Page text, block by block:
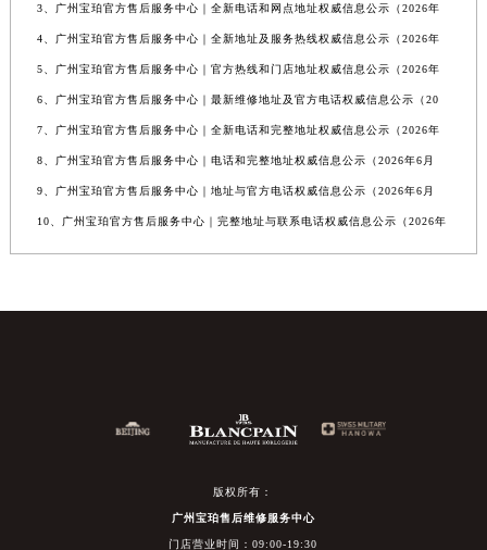
3、广州宝珀官方售后服务中心｜全新电话和网点地址权威信息公示（2026年
4、广州宝珀官方售后服务中心｜全新地址及服务热线权威信息公示（2026年
5、广州宝珀官方售后服务中心｜官方热线和门店地址权威信息公示（2026年
6、广州宝珀官方售后服务中心｜最新维修地址及官方电话权威信息公示（20
7、广州宝珀官方售后服务中心｜全新电话和完整地址权威信息公示（2026年
8、广州宝珀官方售后服务中心｜电话和完整地址权威信息公示（2026年6月
9、广州宝珀官方售后服务中心｜地址与官方电话权威信息公示（2026年6月
10、广州宝珀官方售后服务中心｜完整地址与联系电话权威信息公示（2026年
版权所有：
广州宝珀售后维修服务中心
门店营业时间：09:00-19:30